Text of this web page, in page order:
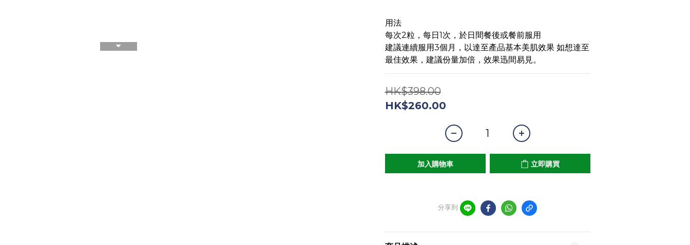
用法
每次2粒，每日1次，於日間餐後或餐前服用
建議連續服用3個月，以達至產品基本美肌效果 如想達至
最佳效果，建議份量加倍，效果迅間易見。
HK$398.00
HK$260.00
加入購物車 立即購買
分享到